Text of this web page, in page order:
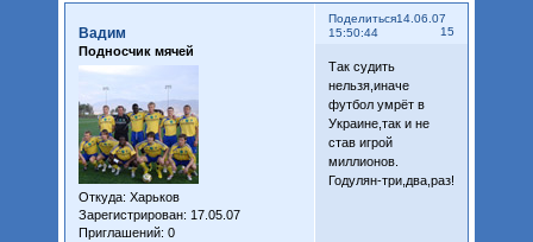
Поделиться
15
14.06.07
15:50:44
Вадим
Подносчик мячей
Откуда: Харьков
Зарегистрирован: 17.05.07
Приглашений: 0
Так судить
нельзя,иначе
футбол умрёт в
Украине,так и не
став игрой
миллионов.
Годулян-три,два,раз!